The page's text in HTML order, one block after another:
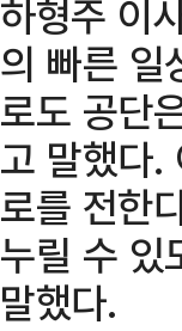
하형주 이
의 빠른 일
로도 공단
고 말했다.
로를 전한
누릴 수 있
말했다.